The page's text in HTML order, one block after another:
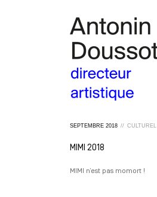
SEPTEMBRE 2018 // CULTUREL
MIMI 2018
MIMI n’est pas momort !